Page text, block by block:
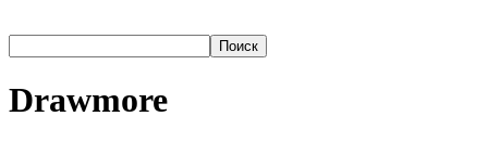
Drawmore